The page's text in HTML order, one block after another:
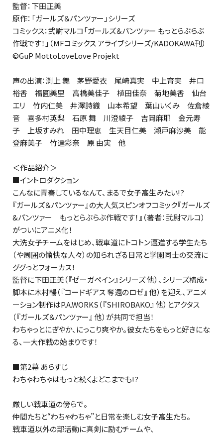
監督：下田正美
原作：「ガールズ＆パンツァー」シリーズ
コミックス：弐尉マルコ「ガールズ＆パンツァー もっとらぶらぶ
作戦です！」（MFコミックス アライブシリーズ/KADOKAWA刊）
©GuP MottoLoveLove Projekt
声の出演：渕上 舞 茅野愛衣 尾崎真実 中上育実 井口
裕香 福圓美里 高橋美佳子 植田佳奈 菊地美香 仙台
エリ 竹内仁美 井澤詩織 山本希望 葉山いくみ 佐倉綾
音 喜多村英梨 石原 舞 川澄綾子 吉岡麻耶 金元寿
子 上坂すみれ 田中理恵 生天目仁美 瀬戸麻沙美 能
登麻美子 竹達彩奈 原 由実 他
＜作品紹介＞
■イントロダクション
こんなに青春しているなんて、まるで女子高生みたい――!?
『ガールズ＆パンツァー』の大人気スピンオフコミック『ガールズ
&パンツァー もっとらぶらぶ作戦です！』（著者：弐尉マルコ）
がついにアニメ化！
大洗女子チームをはじめ、戦車道にトコトン邁進する学生たち
（や周囲の愉快な人々）の知られざる日常と学園同士の交流に
ググっとフォーカス！
監督に下田正美（『ゼーガペイン』シリーズ 他）、シリーズ構成・
脚本に木村暢（『コードギアス 奪還のロゼ』 他）を迎え、アニメ
ーション制作はP.A.WORKS（『SHIROBAKO』 他）とアクタス
（『ガールズ＆パンツァー』 他）が共同で担当！
わちゃっとにぎやか、にっこり爽やか。彼女たちをもっと好きにな
る、一大作戦の始まりです！
■第2幕 あらすじ
わちゃわちゃはもっと続くよどこまでも!?
厳しい戦車道の傍らで――。
仲間たちと“わちゃわちゃ”と日常を楽しむ女子高生たち。
戦車道以外の部活動に真剣に励むチームや、